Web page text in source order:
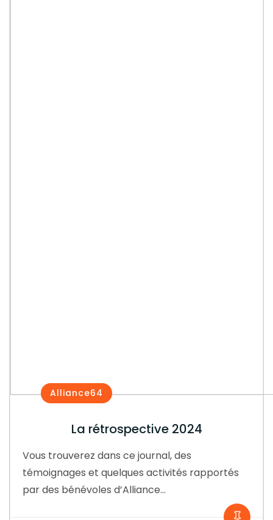
Alliance64
La rétrospective 2024
Vous trouverez dans ce journal, des
témoignages et quelques activités rapportés
par des bénévoles d’Alliance…